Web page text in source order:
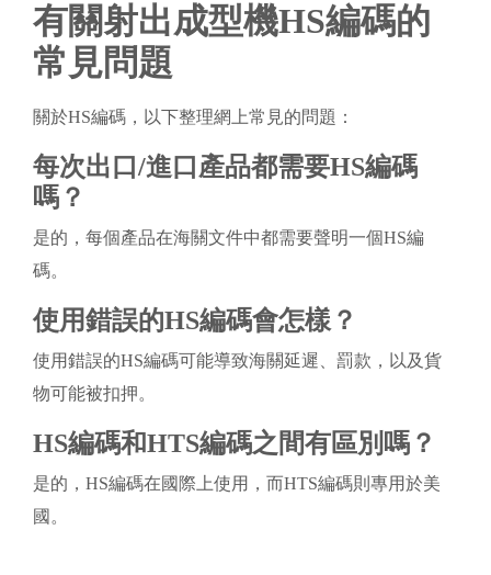
有關射出成型機HS編碼的
常見問題
關於HS編碼，以下整理網上常見的問題：
每次出口/進口產品都需要HS編碼
嗎？
是的，每個產品在海關文件中都需要聲明一個HS編
碼。
使用錯誤的HS編碼會怎樣？
使用錯誤的HS編碼可能導致海關延遲、罰款，以及貨
物可能被扣押。
HS編碼和HTS編碼之間有區別嗎？
是的，HS編碼在國際上使用，而HTS編碼則專用於美
國。